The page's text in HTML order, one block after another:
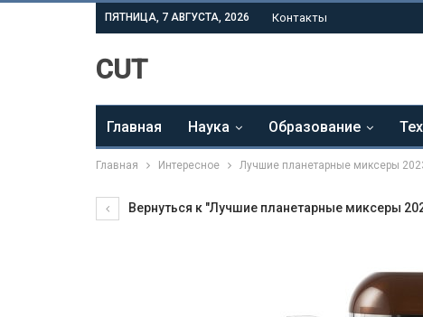
ПЯТНИЦА, 7 АВГУСТА, 2026 Контакты
CUT
Главная Наука Образование
Главная Интересное Лучшие планетарные миксеры
Вернуться к "Лучшие планетарные миксеры